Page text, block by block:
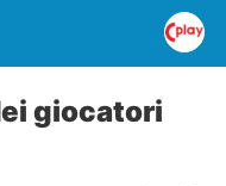
giocatori